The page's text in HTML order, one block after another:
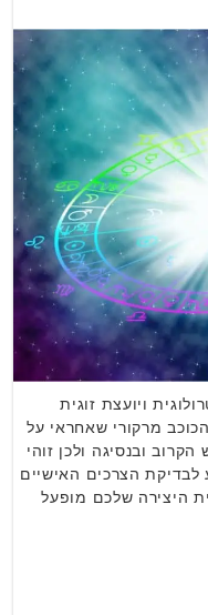
ויועצת זוגית
מרקורי שאחראי על
ובנסיגה ולכן זוהי
הצרכים האישיים
עד 19 באפריל בית היצירה שלכם מופעל